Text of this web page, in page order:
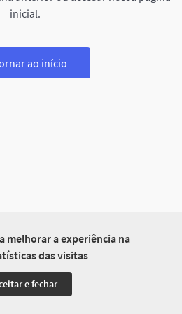
melhorar a experiência na
das visitas
e fechar
inicial.
ao início